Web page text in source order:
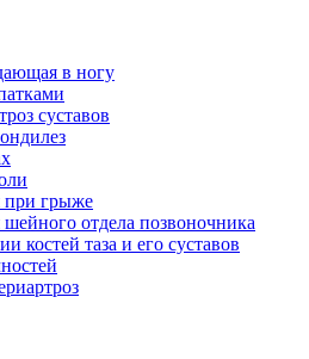
в ногу
суставов
при грыже
отдела позвоночника
костей таза и его суставов